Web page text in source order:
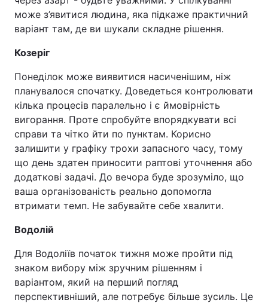
може з’явитися людина, яка підкаже практичний
варіант там, де ви шукали складне рішення.
Козеріг
Понеділок може виявитися насиченішим, ніж
планувалося спочатку. Доведеться контролювати
кілька процесів паралельно і є ймовірність
вигорання. Проте спробуйте впорядкувати всі
справи та чітко йти по пунктам. Корисно
залишити у графіку трохи запасного часу, тому
що день здатен приносити раптові уточнення або
додаткові задачі. До вечора буде зрозуміло, що
ваша організованість реально допомогла
втримати темп. Не забувайте себе хвалити.
Водолій
Для Водоліїв початок тижня може пройти під
знаком вибору між зручним рішенням і
варіантом, який на перший погляд
перспективніший, але потребує більше зусиль. Це